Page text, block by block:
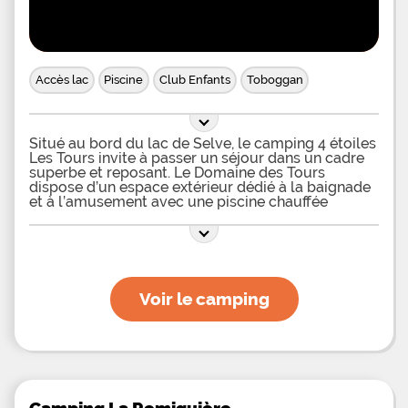
Accès lac Piscine Club Enfants Toboggan
Situé au bord du lac de Selve, le camping 4 étoiles
Les Tours invite à passer un séjour dans un cadre
superbe et reposant. Le Domaine des Tours
dispose d’un espace extérieur dédié à la baignade
et à l’amusement avec une piscine chauffée
désirent se prélasser au soleil après un bon bain.
Une pataugeoire accompagne la piscine et
profiter pleinement de leurs vacances. Les
amateurs de relaxation seront ravis de savoir
qu’un espace bien-être de 150m2 est à leur
disposition avec jacuzzi, sauna et hammam. Des
choix de massages qui permettront de se
proposent des soins corps et visage et n’utilisent
Voir le camping